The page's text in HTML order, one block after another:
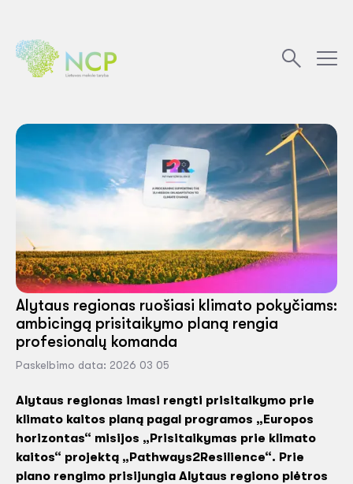
Alytaus regionas ruošiasi klimato pokyčiams:
ambicingą prisitaikymo planą rengia
profesionalų komanda
Paskelbimo data: 2026 03 05
Alytaus regionas imasi rengti prisitaikymo prie
klimato kaitos planą pagal programos „Europos
horizontas“ misijos „Prisitaikymas prie klimato
kaitos“ projektą „Pathways2Resilience“. Prie
plano rengimo prisijungia Alytaus regiono plėtros